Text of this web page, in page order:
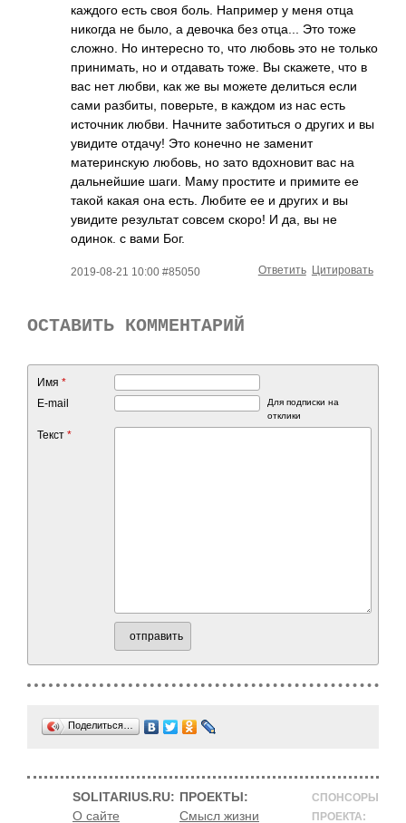
каждого есть своя боль. Например у меня отца
никогда не было, а девочка без отца... Это тоже
сложно. Но интересно то, что любовь это не только
принимать, но и отдавать тоже. Вы скажете, что в
вас нет любви, как же вы можете делиться если
сами разбиты, поверьте, в каждом из нас есть
источник любви. Начните заботиться о других и вы
увидите отдачу! Это конечно не заменит
материнскую любовь, но зато вдохновит вас на
дальнейшие шаги. Маму простите и примите ее
такой какая она есть. Любите ее и других и вы
увидите результат совсем скоро! И да, вы не
одинок. с вами Бог.
2019-08-21 10:00 #85050 Цитировать
Ответить
ОСТАВИТЬ КОММЕНТАРИЙ
Имя *
E-mail
Для подписки на
отклики
Текст *
отправить
Поделиться…
SOLITARIUS.RU:
О сайте
ПРОЕКТЫ:
Смысл жизни
СПОНСОРЫ
ПРОЕКТА: